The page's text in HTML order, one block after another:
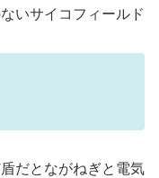
いサイコフィールド
だとながねぎと電気